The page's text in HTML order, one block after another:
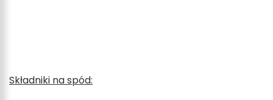
Składniki na spód: